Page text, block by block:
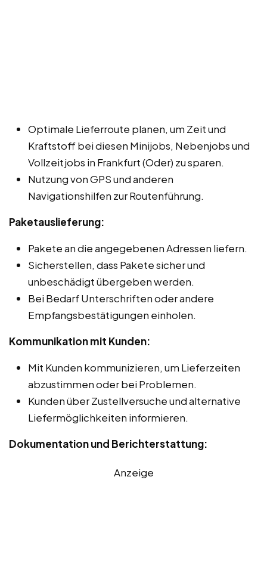
Optimale Lieferroute planen, um Zeit und
Kraftstoff bei diesen Minijobs, Nebenjobs und
Vollzeitjobs in Frankfurt (Oder) zu sparen.
Nutzung von GPS und anderen
Navigationshilfen zur Routenführung.
Paketauslieferung:
Pakete an die angegebenen Adressen liefern.
Sicherstellen, dass Pakete sicher und
unbeschädigt übergeben werden.
Bei Bedarf Unterschriften oder andere
Empfangsbestätigungen einholen.
Kommunikation mit Kunden:
Mit Kunden kommunizieren, um Lieferzeiten
abzustimmen oder bei Problemen.
Kunden über Zustellversuche und alternative
Liefermöglichkeiten informieren.
Dokumentation und Berichterstattung:
Anzeige